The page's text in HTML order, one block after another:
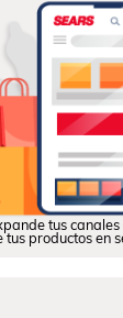
tus canales
tus productos en